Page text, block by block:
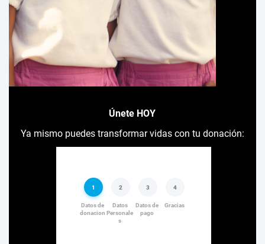
Únete HOY
Ya mismo puedes transformar vidas con tu donación: